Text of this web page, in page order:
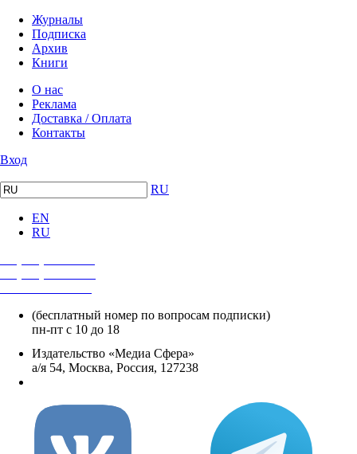
Журналы
Подписка
Архив
Книги
О нас
Реклама
Доставка / Оплата
Контакты
Вход
RU
EN
RU
(бесплатный номер по вопросам подписки)
пн-пт с 10 до 18
Издательство «Медиа Сфера»
а/я 54, Москва, Россия, 127238